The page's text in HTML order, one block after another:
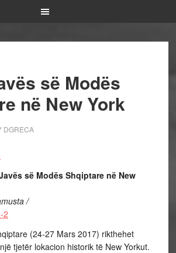
së Modës
në New York
DGRECA
së Modës Shqiptare në New
/
(24-27 Mars 2017) rikthehet
tjetër lokacion historik të New Yorkut.